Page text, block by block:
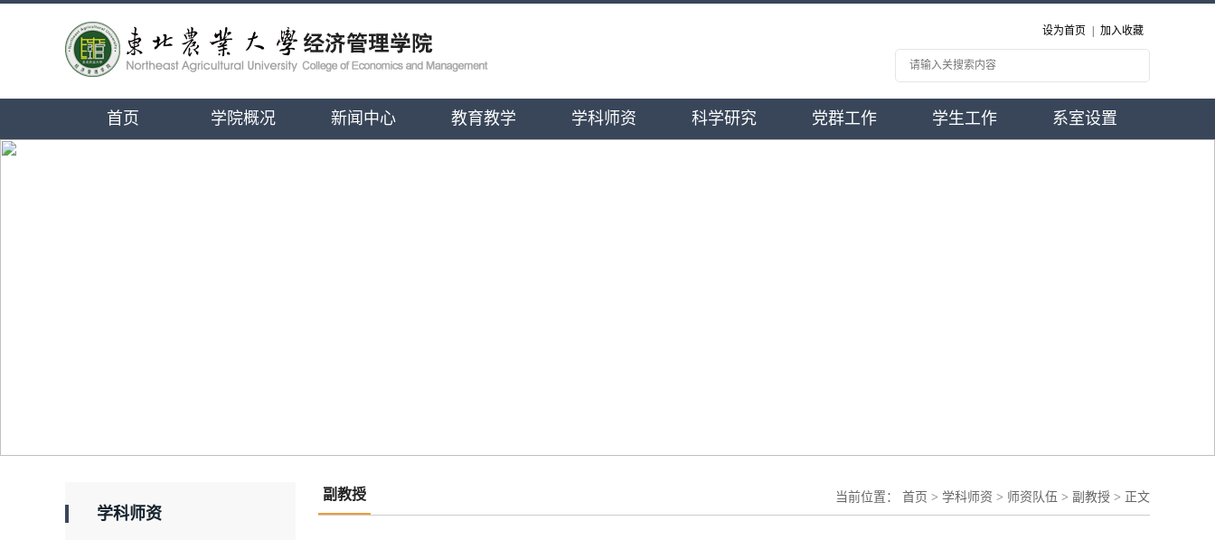
设为首页 加入收藏
首页 学院概况 新闻中心 教育教学 学科师资 科学研究 党群工作 学生工作 系室设置
学科师资
副教授 当前位置： 首页 > 学科师资 > 师资队伍 > 副教授 > 正文